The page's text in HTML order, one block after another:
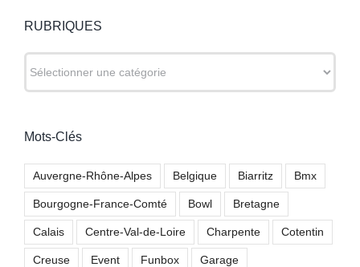
RUBRIQUES
Mots-Clés
Auvergne-Rhône-Alpes Belgique Biarritz Bmx
Bourgogne-France-Comté Bowl Bretagne
Calais Centre-Val-de-Loire Charpente Cotentin
Creuse Event Funbox Garage